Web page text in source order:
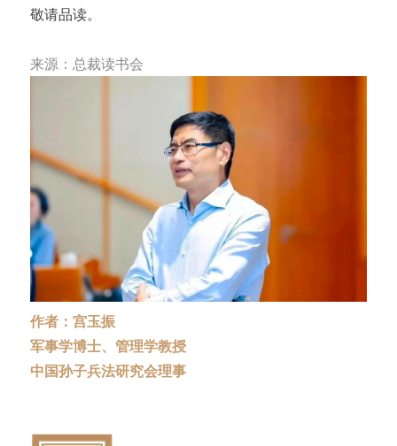
敬请品读。
来源：总裁读书会
作者：宫玉振
军事学博士、管理学教授
中国孙子兵法研究会理事